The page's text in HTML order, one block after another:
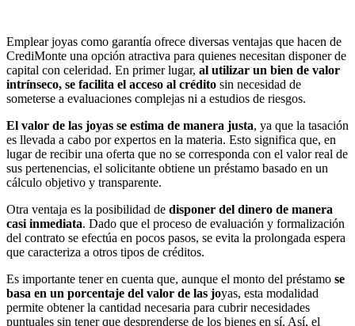
Emplear joyas como garantía ofrece diversas ventajas que hacen de
CrediMonte una opción atractiva para quienes necesitan disponer de
capital con celeridad. En primer lugar, al utilizar un bien de valor
intrínseco, se facilita el acceso al crédito sin necesidad de
someterse a evaluaciones complejas ni a estudios de riesgos.
El valor de las joyas se estima de manera justa, ya que la tasación
es llevada a cabo por expertos en la materia. Esto significa que, en
lugar de recibir una oferta que no se corresponda con el valor real de
sus pertenencias, el solicitante obtiene un préstamo basado en un
cálculo objetivo y transparente.
Otra ventaja es la posibilidad de disponer del dinero de manera
casi inmediata. Dado que el proceso de evaluación y formalización
del contrato se efectúa en pocos pasos, se evita la prolongada espera
que caracteriza a otros tipos de créditos.
Es importante tener en cuenta que, aunque el monto del préstamo se
basa en un porcentaje del valor de las joyas, esta modalidad
permite obtener la cantidad necesaria para cubrir necesidades
puntuales sin tener que desprenderse de los bienes en sí. Así, el